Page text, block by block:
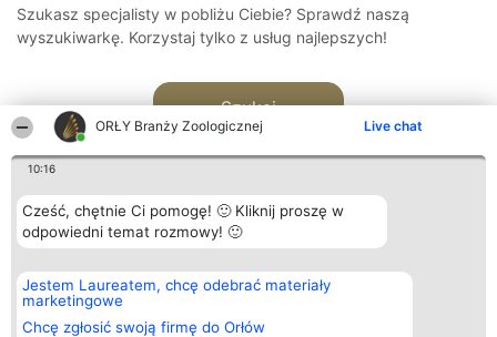
ORŁY Branży Zoologicznej Live chat
10:16
Cześć, chętnie Ci pomogę! 🙂 Kliknij proszę w
odpowiedni temat rozmowy! 🙂
Jestem Laureatem, chcę odebrać materiały
marketingowe
Chcę zgłosić swoją firmę do Orłów
Szukasz specjalisty w pobliżu Ciebie? Sprawdź naszą
wyszukiwarkę. Korzystaj tylko z usług najlepszych!
Szukaj
Organizator plebiscytu
Bright Side Solutions sp. z o.
o. sp. k.
ul. Ruska 22
Plebiscyt
Laureaci
wszystkich
Kontakt
Kontakt